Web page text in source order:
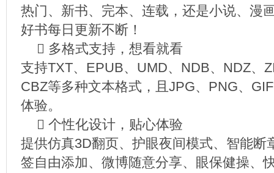
热门、新书、完本、连载，还是小说、漫
好书每日更新不断！
 多格式支持，想看就看
支持TXT、EPUB、UMD、NDB、NDZ、
CBZ等多种文本格式，且JPG、PNG、
体验。
 个性化设计，贴心体验
提供仿真3D翻页、护眼夜间模式、智能断
签自由添加、微博随意分享、眼保健操、